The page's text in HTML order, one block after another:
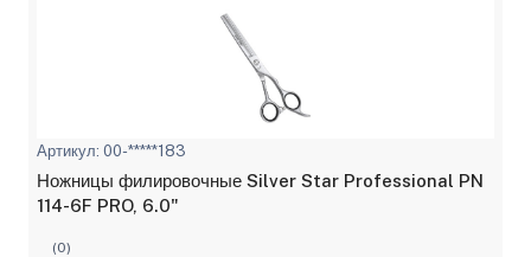
Артикул: 00-*****183
Ножницы филировочные Silver Star Professional PN
114-6F PRO, 6.0"
(0)